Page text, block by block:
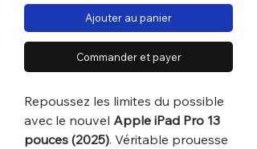
Ajouter au panier
Commander et payer
Repoussez les limites du possible
avec le nouvel Apple iPad Pro 13
pouces (2025). Véritable prouesse